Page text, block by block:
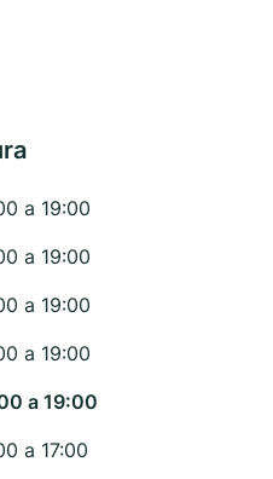
a 19:00
a 19:00
a 19:00
a 19:00
a 19:00
a 17:00